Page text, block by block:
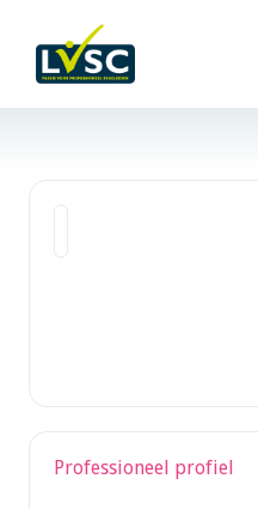
Professioneel profiel